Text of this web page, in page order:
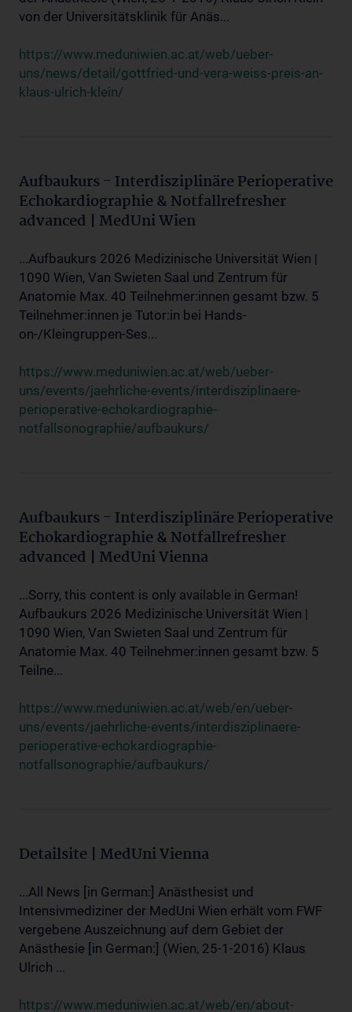
von der Universitätsklinik für Anäs...
https://www.meduniwien.ac.at/web/ueber-
uns/news/detail/gottfried-und-vera-weiss-preis-an-
klaus-ulrich-klein/
Aufbaukurs - Interdisziplinäre Perioperative
Echokardiographie & Notfallrefresher
advanced | MedUni Wien
...Aufbaukurs 2026 Medizinische Universität Wien |
1090 Wien, Van Swieten Saal und Zentrum für
Anatomie Max. 40 Teilnehmer:innen gesamt bzw. 5
Teilnehmer:innen je Tutor:in bei Hands-
on-/Kleingruppen-Ses...
https://www.meduniwien.ac.at/web/ueber-
uns/events/jaehrliche-events/interdisziplinaere-
perioperative-echokardiographie-
notfallsonographie/aufbaukurs/
Aufbaukurs - Interdisziplinäre Perioperative
Echokardiographie & Notfallrefresher
advanced | MedUni Vienna
...Sorry, this content is only available in German!
Aufbaukurs 2026 Medizinische Universität Wien |
1090 Wien, Van Swieten Saal und Zentrum für
Anatomie Max. 40 Teilnehmer:innen gesamt bzw. 5
Teilne...
https://www.meduniwien.ac.at/web/en/ueber-
uns/events/jaehrliche-events/interdisziplinaere-
perioperative-echokardiographie-
notfallsonographie/aufbaukurs/
Detailsite | MedUni Vienna
...All News [in German:] Anästhesist und
Intensivmediziner der MedUni Wien erhält vom FWF
vergebene Auszeichnung auf dem Gebiet der
Anästhesie [in German:] (Wien, 25-1-2016) Klaus
Ulrich ...
https://www.meduniwien.ac.at/web/en/about-